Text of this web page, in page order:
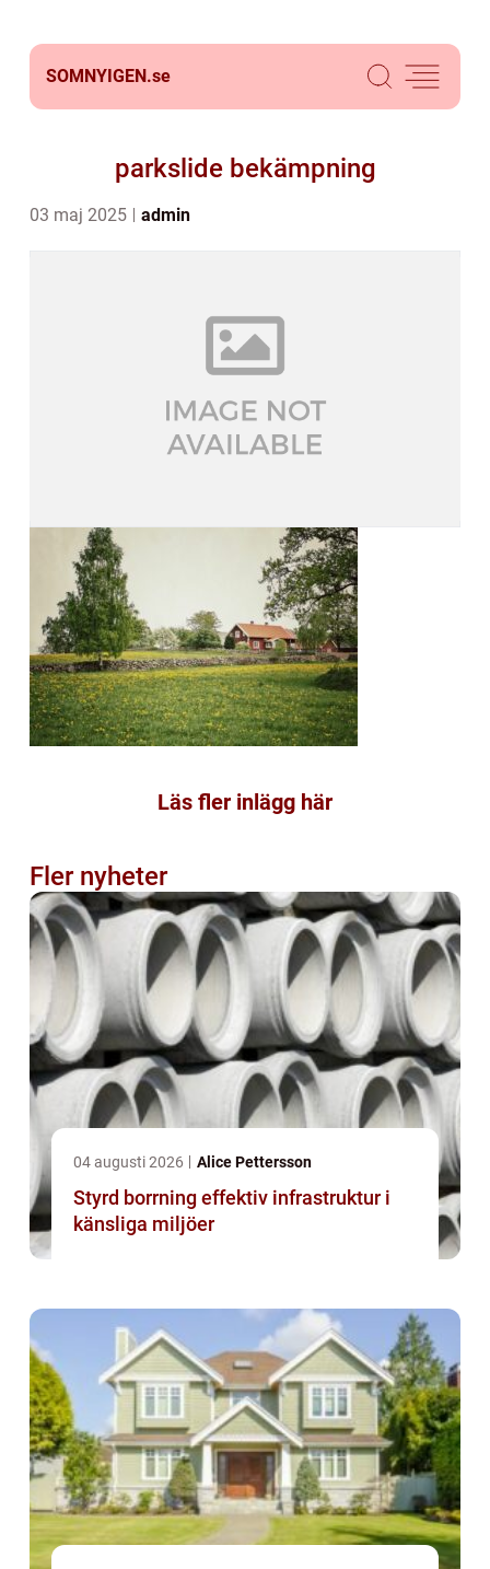
SOMNYIGEN.se
parkslide bekämpning
03 maj 2025 admin
Läs fler inlägg här
Fler nyheter
04 augusti 2026 Alice Pettersson
Styrd borrning effektiv infrastruktur i
känsliga miljöer